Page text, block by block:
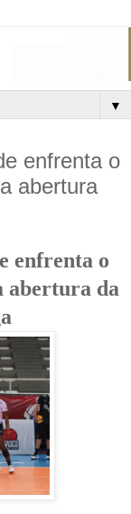
▼
enfrenta o
abertura
enfrenta o
abertura da